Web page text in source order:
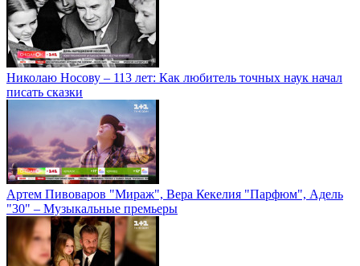
Николаю Носову – 113 лет: Как любитель точных наук начал
писать сказки
Артем Пивоваров "Мираж", Вера Кекелия "Парфюм", Адель
"30" – Музыкальные премьеры